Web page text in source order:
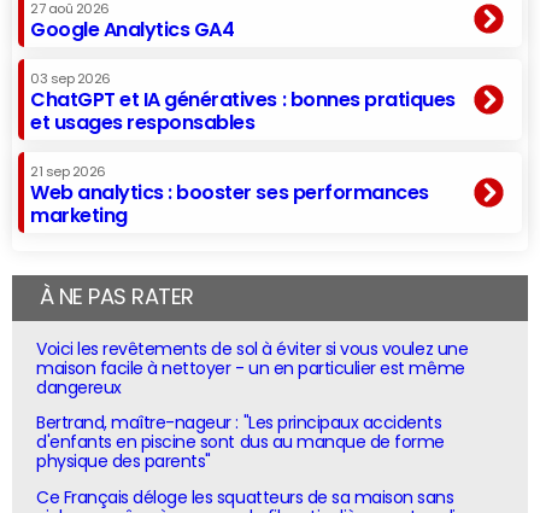
27 aoû 2026
Google Analytics GA4
03 sep 2026
ChatGPT et IA génératives : bonnes pratiques
et usages responsables
21 sep 2026
Web analytics : booster ses performances
marketing
À NE PAS RATER
Voici les revêtements de sol à éviter si vous voulez une
maison facile à nettoyer - un en particulier est même
dangereux
Bertrand, maître-nageur : "Les principaux accidents
d'enfants en piscine sont dus au manque de forme
physique des parents"
Ce Français déloge les squatteurs de sa maison sans